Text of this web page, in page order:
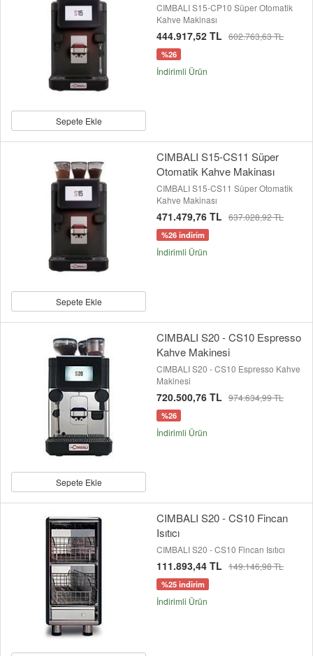
Sepete Ekle
CIMBALI S15-CP10 Süper Otomatik
Kahve Makinası
444.917,52 TL 602.763,63 TL
%26
İndirimli Ürün
Sepete Ekle
CIMBALI S15-CS11 Süper
Otomatik Kahve Makinası
CIMBALI S15-CS11 Süper Otomatik
Kahve Makinası
471.479,76 TL 637.028,92 TL
%26 indirim
İndirimli Ürün
Sepete Ekle
CIMBALI S20 - CS10 Espresso
Kahve Makinesi
CIMBALI S20 - CS10 Espresso Kahve
Makinesi
720.500,76 TL 974.634,99 TL
%26
İndirimli Ürün
CIMBALI S20 - CS10 Fincan
Isıtıcı
CIMBALI S20 - CS10 Fincan Isıtıcı
111.893,44 TL 149.146,98 TL
%25 indirim
İndirimli Ürün